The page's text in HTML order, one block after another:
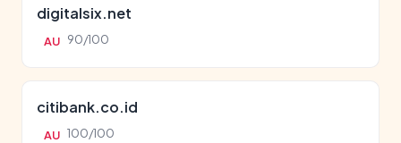
digitalsix.net
AU 90/100
citibank.co.id
AU 100/100